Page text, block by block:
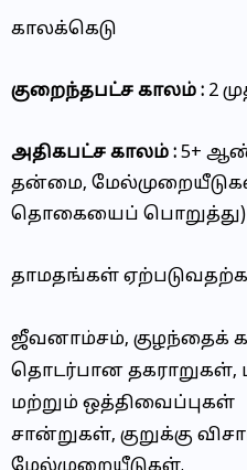
காலக்கெடு
குறைந்தபட்ச காலம் : 2
அதிகபட்ச காலம் : 5+
தன்மை,
தொகையைப் பொறுத்து)
தாமதங்கள்
ஜீவனாம்சம், குழந்தைக்
தொடர்பான தகராறுகள்,
மற்றும் ஒத்திவைப்புகள்
சான்றுகள், குறுக்கு